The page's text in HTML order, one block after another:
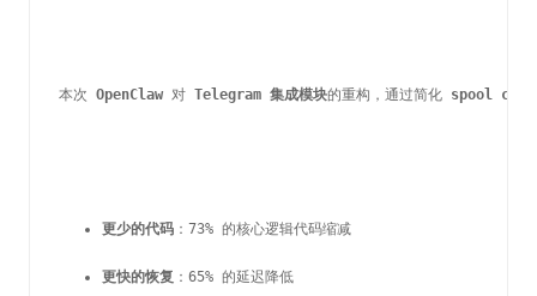
本次 OpenClaw 对 Telegram 集成模块的重构，通过简化 spool
更少的代码 ：73% 的核心逻辑代码缩减
更快的恢复 ：65% 的延迟降低